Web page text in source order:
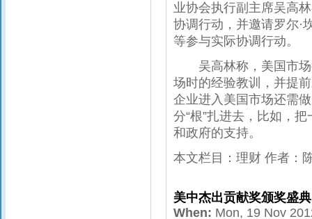
业协会执行副主席吴高
协调行动，并邀请罗尔·
等参与实际协调行动。
吴高林称，美国市场
场时的经验教训，并提
企业进入美国市场还需
分“根”扎进去，比如，
和政府的支持。
本文栏目：理财 作者：
美中杰出贡献奖颁奖盛典
When: Mon, 19 Nov